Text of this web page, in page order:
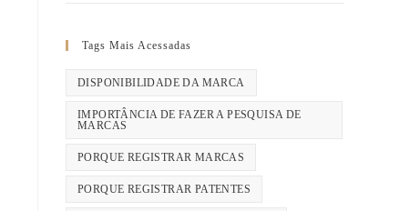
Tags Mais Acessadas
DISPONIBILIDADE DA MARCA
IMPORTÂNCIA DE FAZER A PESQUISA DE
MARCAS
PORQUE REGISTRAR MARCAS
PORQUE REGISTRAR PATENTES